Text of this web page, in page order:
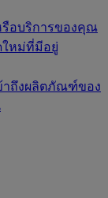
รือบริการของคุณ
ใหม่ที่มีอยู่
าถึงผลิตภัณฑ์ของ